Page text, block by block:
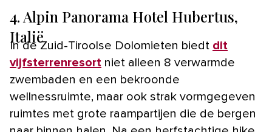
4. Alpin Panorama Hotel Hubertus,
Italië
In de Zuid-Tiroolse Dolomieten biedt dit
vijfsterrenresort niet alleen 8 verwarmde
zwembaden en een bekroonde
wellnessruimte, maar ook strak vormgegeven
ruimtes met grote raampartijen die de bergen